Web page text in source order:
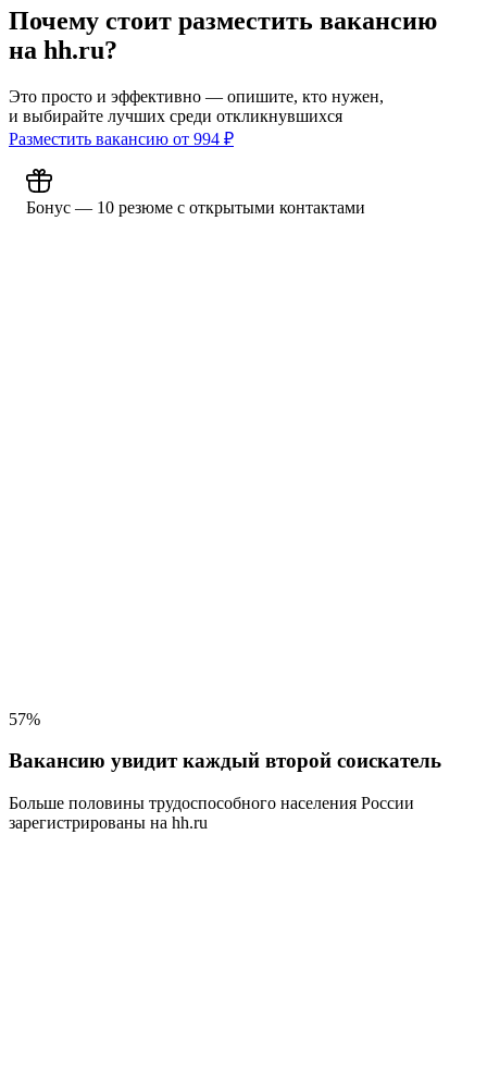
Почему стоит разместить вакансию
на hh.ru?
Это просто и эффективно — опишите, кто нужен,
и выбирайте лучших среди откликнувшихся
Разместить вакансию от 994 ₽
Бонус — 10 резюме с открытыми контактами
57%
Вакансию увидит каждый второй соискатель
Больше половины трудоспособного населения России
зарегистрированы на hh.ru